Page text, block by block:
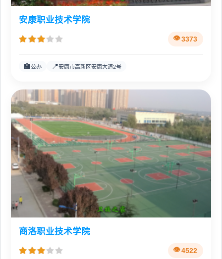
安康职业技术学院
3373
🏫公办 📍安康市高新区安康大道2号
商洛职业技术学院
4522